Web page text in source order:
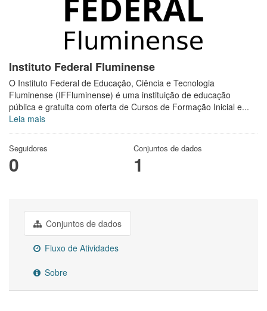
Instituto Federal Fluminense
O Instituto Federal de Educação, Ciência e Tecnologia
Fluminense (IFFluminense) é uma instituição de educação
pública e gratuita com oferta de Cursos de Formação Inicial e...
Leia mais
Seguidores
0
Conjuntos de dados
1
Conjuntos de dados
Fluxo de Atividades
Sobre